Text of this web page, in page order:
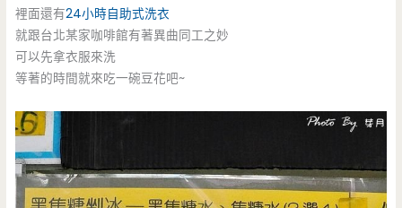
裡面還有24小時自助式洗衣
就跟台北某家咖啡館有著異曲同工之妙
可以先拿衣服來洗
等著的時間就來吃一碗豆花吧~